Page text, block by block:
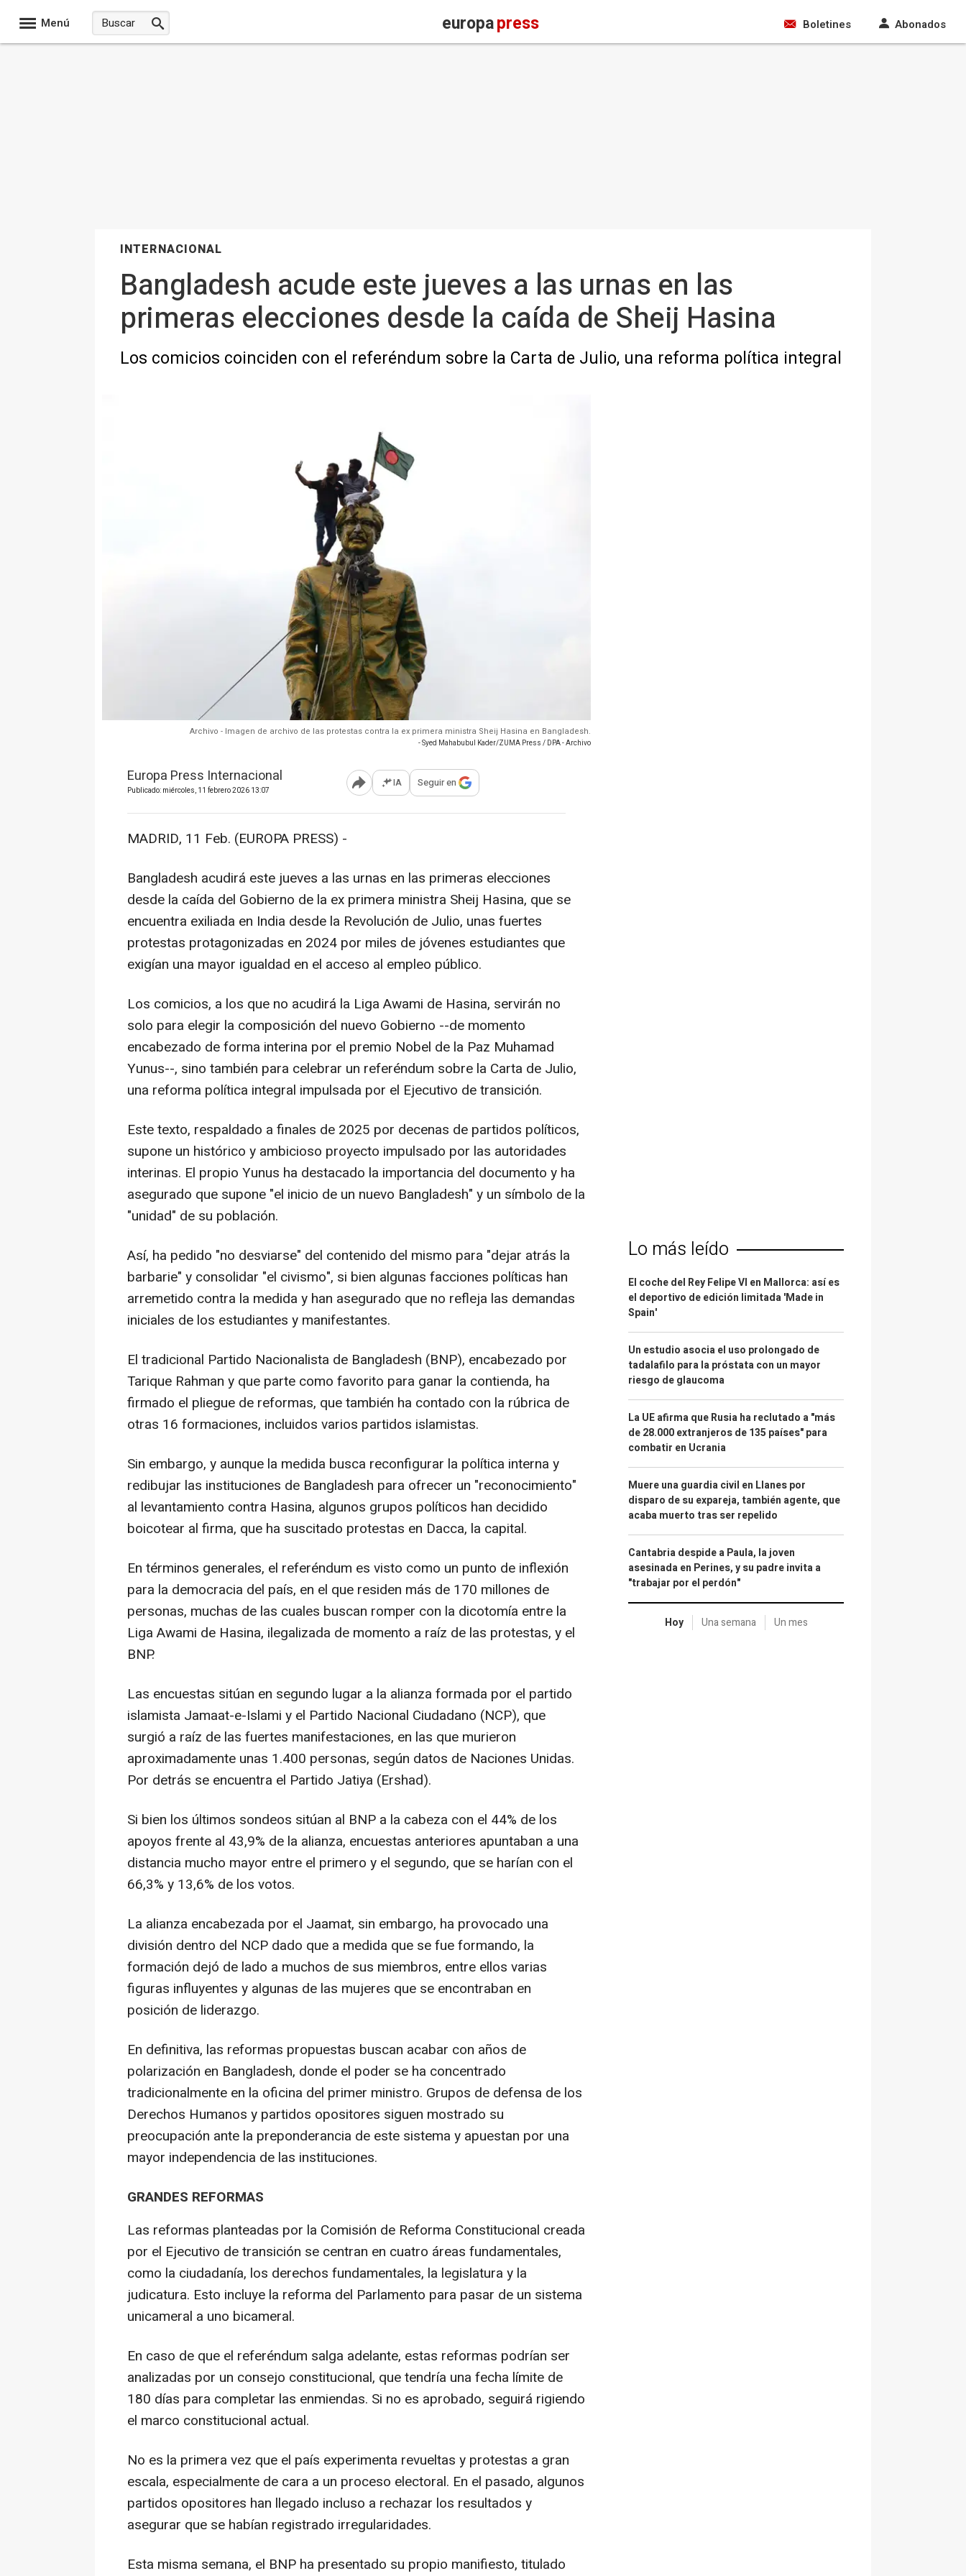
Menú europapress Boletines Abonados
INTERNACIONAL
Bangladesh acude este jueves a las urnas en las
primeras elecciones desde la caída de Sheij Hasina
Los comicios coinciden con el referéndum sobre la Carta de Julio, una reforma política integral
Archivo - Imagen de archivo de las protestas contra la ex primera ministra Sheij Hasina en Bangladesh.
- Syed Mahabubul Kader/ZUMA Press / DPA - Archivo
Europa Press Internacional
Publicado: miércoles, 11 febrero 2026 13:07 Abrir opciones para compartir
IA Seguir en
MADRID, 11 Feb. (EUROPA PRESS) -
Bangladesh acudirá este jueves a las urnas en las primeras elecciones
desde la caída del Gobierno de la ex primera ministra Sheij Hasina, que se
encuentra exiliada en India desde la Revolución de Julio, unas fuertes
protestas protagonizadas en 2024 por miles de jóvenes estudiantes que
exigían una mayor igualdad en el acceso al empleo público.
Los comicios, a los que no acudirá la Liga Awami de Hasina, servirán no
solo para elegir la composición del nuevo Gobierno --de momento
encabezado de forma interina por el premio Nobel de la Paz Muhamad
Yunus--, sino también para celebrar un referéndum sobre la Carta de Julio,
una reforma política integral impulsada por el Ejecutivo de transición.
Este texto, respaldado a finales de 2025 por decenas de partidos políticos,
supone un histórico y ambicioso proyecto impulsado por las autoridades
interinas. El propio Yunus ha destacado la importancia del documento y ha
asegurado que supone "el inicio de un nuevo Bangladesh" y un símbolo de la
"unidad" de su población.
Así, ha pedido "no desviarse" del contenido del mismo para "dejar atrás la
barbarie" y consolidar "el civismo", si bien algunas facciones políticas han
arremetido contra la medida y han asegurado que no refleja las demandas
iniciales de los estudiantes y manifestantes.
El tradicional Partido Nacionalista de Bangladesh (BNP), encabezado por
Tarique Rahman y que parte como favorito para ganar la contienda, ha
firmado el pliegue de reformas, que también ha contado con la rúbrica de
otras 16 formaciones, incluidos varios partidos islamistas.
Sin embargo, y aunque la medida busca reconfigurar la política interna y
redibujar las instituciones de Bangladesh para ofrecer un "reconocimiento"
al levantamiento contra Hasina, algunos grupos políticos han decidido
boicotear al firma, que ha suscitado protestas en Dacca, la capital.
En términos generales, el referéndum es visto como un punto de inflexión
para la democracia del país, en el que residen más de 170 millones de
personas, muchas de las cuales buscan romper con la dicotomía entre la
Liga Awami de Hasina, ilegalizada de momento a raíz de las protestas, y el
BNP.
Las encuestas sitúan en segundo lugar a la alianza formada por el partido
islamista Jamaat-e-Islami y el Partido Nacional Ciudadano (NCP), que
surgió a raíz de las fuertes manifestaciones, en las que murieron
aproximadamente unas 1.400 personas, según datos de Naciones Unidas.
Por detrás se encuentra el Partido Jatiya (Ershad).
Si bien los últimos sondeos sitúan al BNP a la cabeza con el 44% de los
apoyos frente al 43,9% de la alianza, encuestas anteriores apuntaban a una
distancia mucho mayor entre el primero y el segundo, que se harían con el
66,3% y 13,6% de los votos.
La alianza encabezada por el Jaamat, sin embargo, ha provocado una
división dentro del NCP dado que a medida que se fue formando, la
formación dejó de lado a muchos de sus miembros, entre ellos varias
figuras influyentes y algunas de las mujeres que se encontraban en
posición de liderazgo.
En definitiva, las reformas propuestas buscan acabar con años de
polarización en Bangladesh, donde el poder se ha concentrado
tradicionalmente en la oficina del primer ministro. Grupos de defensa de los
Derechos Humanos y partidos opositores siguen mostrado su
preocupación ante la preponderancia de este sistema y apuestan por una
mayor independencia de las instituciones.
GRANDES REFORMAS
Las reformas planteadas por la Comisión de Reforma Constitucional creada
por el Ejecutivo de transición se centran en cuatro áreas fundamentales,
como la ciudadanía, los derechos fundamentales, la legislatura y la
judicatura. Esto incluye la reforma del Parlamento para pasar de un sistema
unicameral a uno bicameral.
En caso de que el referéndum salga adelante, estas reformas podrían ser
analizadas por un consejo constitucional, que tendría una fecha límite de
180 días para completar las enmiendas. Si no es aprobado, seguirá rigiendo
el marco constitucional actual.
No es la primera vez que el país experimenta revueltas y protestas a gran
escala, especialmente de cara a un proceso electoral. En el pasado, algunos
partidos opositores han llegado incluso a rechazar los resultados y
asegurar que se habían registrado irregularidades.
Esta misma semana, el BNP ha presentado su propio manifiesto, titulado
Lo más leído
El coche del Rey Felipe VI en Mallorca: así es
el deportivo de edición limitada 'Made in
Spain'
Un estudio asocia el uso prolongado de
tadalafilo para la próstata con un mayor
riesgo de glaucoma
La UE afirma que Rusia ha reclutado a "más
de 28.000 extranjeros de 135 países" para
combatir en Ucrania
Muere una guardia civil en Llanes por
disparo de su expareja, también agente, que
acaba muerto tras ser repelido
Cantabria despide a Paula, la joven
asesinada en Perines, y su padre invita a
"trabajar por el perdón"
Hoy Una semana Un mes